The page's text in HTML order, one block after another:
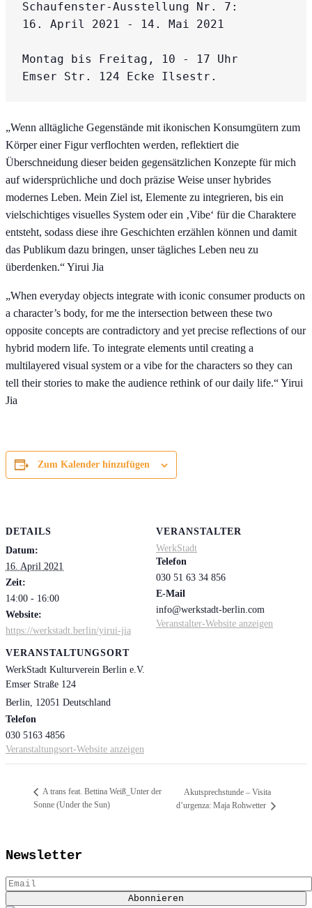
Schaufenster-Ausstellung Nr. 7:
16. April 2021 - 14. Mai 2021
Montag bis Freitag, 10 - 17 Uhr
Emser Str. 124 Ecke Ilsestr.
„Wenn alltägliche Gegenstände mit ikonischen Konsumgütern zum
Körper einer Figur verflochten werden, reflektiert die
Überschneidung dieser beiden gegensätzlichen Konzepte für mich
auf widersprüchliche und doch präzise Weise unser hybrides
modernes Leben. Mein Ziel ist, Elemente zu integrieren, bis ein
vielschichtiges visuelles System oder ein ‚Vibe‘ für die Charaktere
entsteht, sodass diese ihre Geschichten erzählen können und damit
das Publikum dazu bringen, unser tägliches Leben neu zu
überdenken.“ Yirui Jia
„When everyday objects integrate with iconic consumer products on
a character’s body, for me the intersection between these two
opposite concepts are contradictory and yet precise reflections of our
hybrid modern life. To integrate elements until creating a
multilayered visual system or a vibe for the characters so they can
tell their stories to make the audience rethink of our daily life.“ Yirui
Jia
Zum Kalender hinzufügen
DETAILS
Datum:
16. April 2021
Zeit:
14:00 - 16:00
Website:
https://werkstadt.berlin/yirui-jia
VERANSTALTUNGSORT
WerkStadt Kulturverein Berlin e.V.
Emser Straße 124
Berlin
12051 Deutschland
Telefon
030 5163 4856
Veranstaltungsort-Website anzeigen
VERANSTALTER
WerkStadt
Telefon
030 51 63 34 856
E-Mail
info@werkstadt-berlin.com
Veranstalter-Website anzeigen
A trans feat. Bettina Weiß_Unter der
Sonne (Under the Sun)
Akutsprechstunde – Visita
d’urgenza: Maja Rohwetter
Newsletter